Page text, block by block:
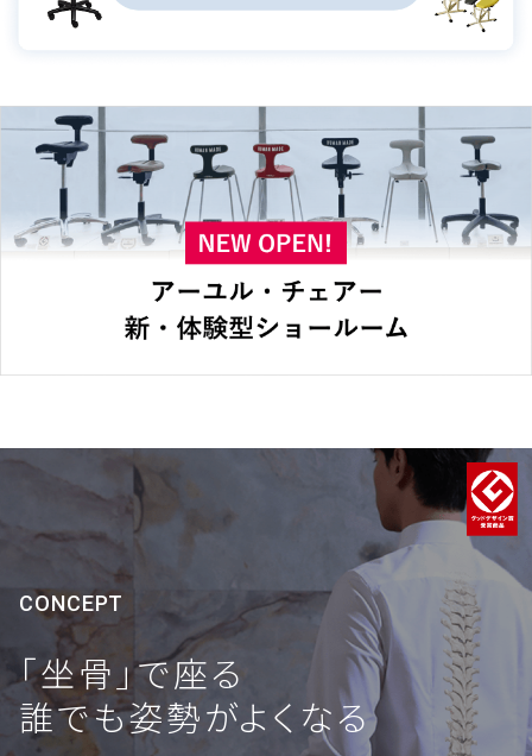
CONCEPT
「坐骨」で座る
誰でも姿勢がよくなる